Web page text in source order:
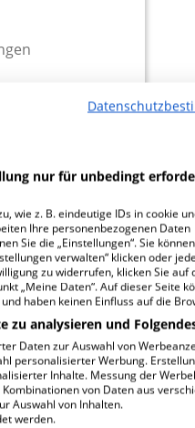
6.6
nur für unbedingt
wie z. B. eindeutige IDs in cookie
Ihre personenbezogenen Daten
Sie die „Einstellungen“. Sie
verwalten“ klicken oder
zu widerrufen, klicken Sie auf
„Meine Daten“. Auf dieser Seite
haben keinen Einfluss auf die
zu analysieren und
Daten zur Auswahl von
personalisierter Werbung.
Inhalte. Messung der
von Daten aus
Auswahl von Inhalten.
werden.